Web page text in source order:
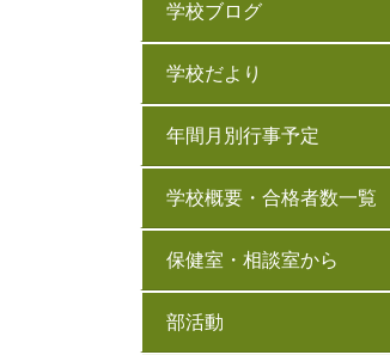
学校ブログ
学校だより
年間月別行事予定
学校概要・合格者数一覧
保健室・相談室から
部活動